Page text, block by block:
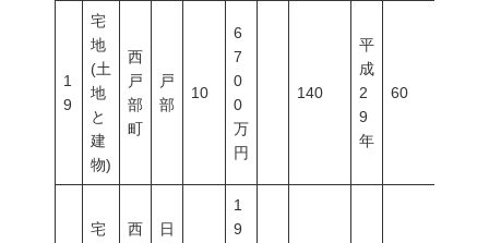
1
9
宅
地
(土
地
と
建
物)
西
戸
部
町
戸
部
10
6
7
0
0
万
円
140
平
成
2
9
年
60
宅
西
日
1
9